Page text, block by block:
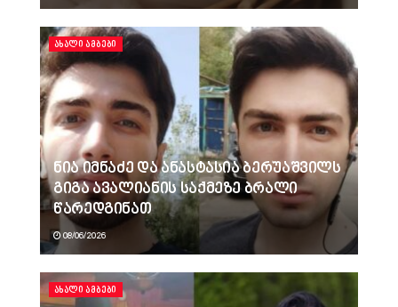
ᲐᲮᲐᲚᲘ ᲐᲛᲑᲔᲑᲘ
ნია იმნაძე და ანასტასია ბერუაშვილს
გიგა ავალიანის საქმეზე ბრალი
წარედგინათ
08/06/2026
ᲐᲮᲐᲚᲘ ᲐᲛᲑᲔᲑᲘ